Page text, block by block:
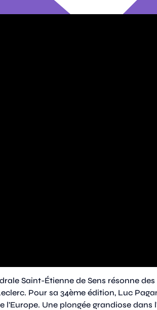
Saint-Étienne de Sens résonne
Pour sa 34ème édition, Luc
l’Europe. Une plongée grandiose